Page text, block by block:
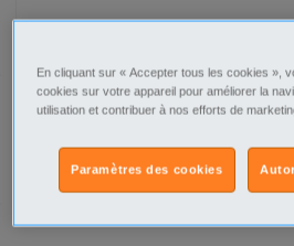
Tel
Contacter par
En cliquant sur « Accepter tous les cookies »,
cookies sur votre appareil pour améliorer la
utilisation et contribuer à nos efforts de
Paramètres des cookies